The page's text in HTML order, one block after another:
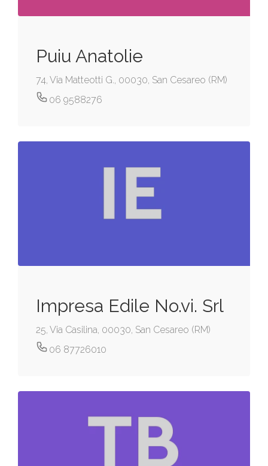
Puiu Anatolie
74, Via Matteotti G., 00030, San Cesareo (RM)
06 9588276
Impresa Edile No.vi. Srl
25, Via Casilina, 00030, San Cesareo (RM)
06 87726010